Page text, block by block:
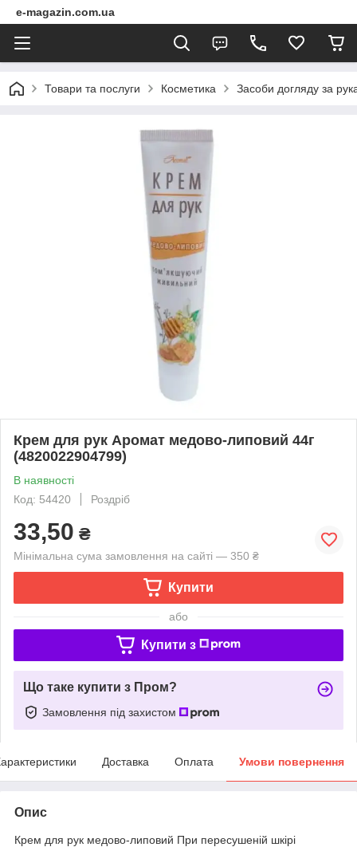
e-magazin.com.ua
Товари та послуги Косметика Засоби догляду за
Крем для рук Аромат медово-липовий 44г
(4820022904799)
В наявності
Код: 54420
Роздріб
33,50 ₴
Мінімальна сума замовлення на сайті — 350 ₴
Купити
або
Купити з
Що таке купити з Пром?
Замовлення під захистом
Доставка Оплата Умови повернення
Опис
Крем для рук медово-липовий При пересушеній шкірі